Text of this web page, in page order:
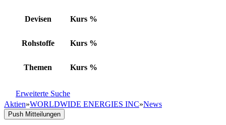
Devisen Kurs %
Rohstoffe Kurs %
Themen Kurs %
Erweiterte Suche
Aktien»WORLDWIDE ENERGIES INC»News
Push Mitteilungen